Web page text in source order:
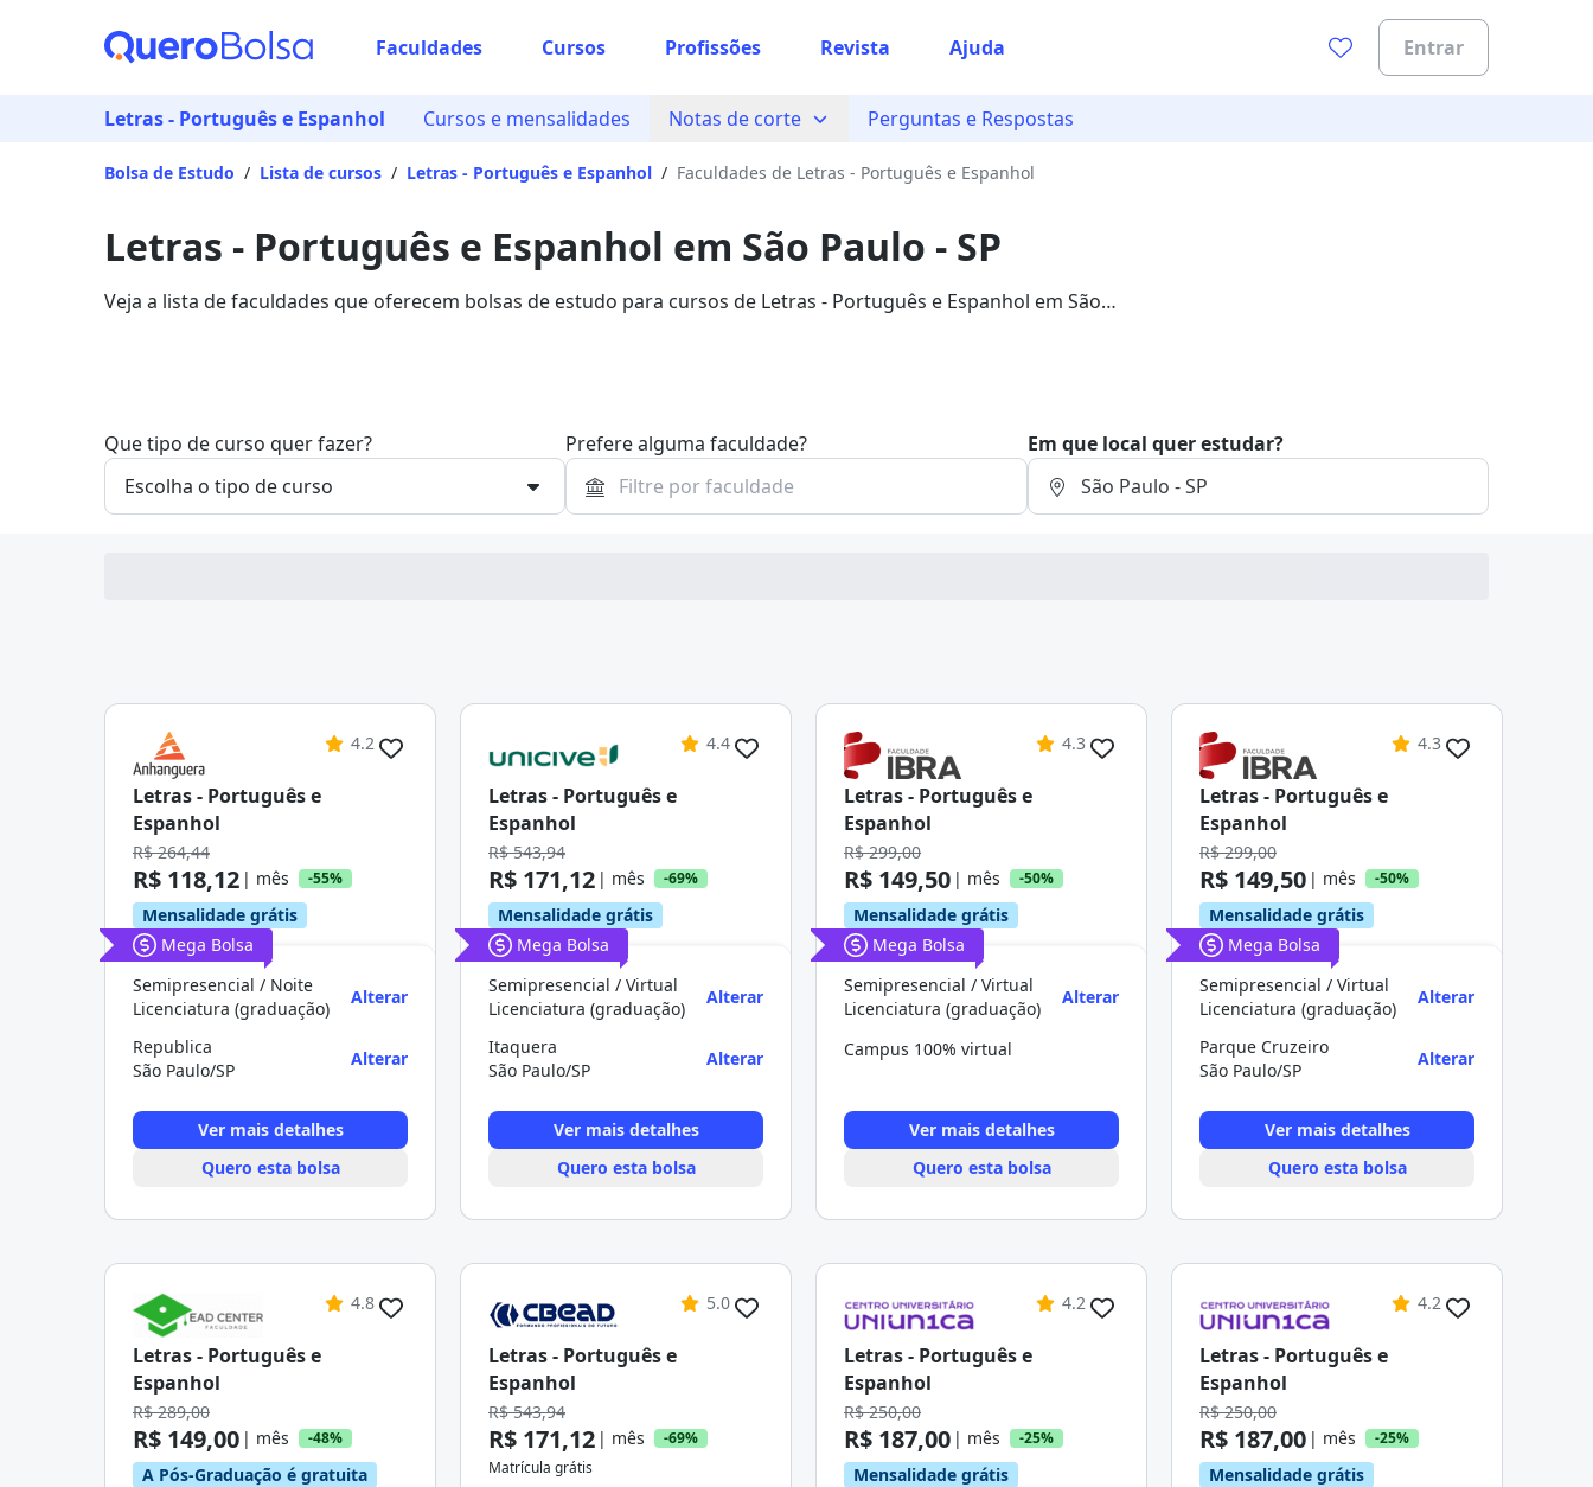
Faculdades Cursos Profissões Revista Ajuda Entrar
Letras - Português e Espanhol Cursos e mensalidades Notas de corte Perguntas e Respostas
Bolsa de Estudo / Lista de cursos / Letras - Português e Espanhol / Faculdades de Letras - Português e Espanhol
Letras - Português e Espanhol em São Paulo - SP
Veja a lista de faculdades que oferecem bolsas de estudo para cursos de Letras - Português e Espanhol em São
Que tipo de curso quer fazer? Prefere alguma faculdade? Em que local quer estudar?
4.2
Letras - Português e
Espanhol
R$ 264,44
R$ 118,12 | mês -55%
Mensalidade grátis
Mega Bolsa
Semipresencial / Noite
Licenciatura (graduação)
Alterar
Republica
São Paulo/SP
Alterar
Ver mais detalhes
Quero esta bolsa
4.4
Letras - Português e
Espanhol
R$ 543,94
R$ 171,12 | mês -69%
Mensalidade grátis
Mega Bolsa
Semipresencial / Virtual
Licenciatura (graduação)
Alterar
Itaquera
São Paulo/SP
Alterar
Ver mais detalhes
Quero esta bolsa
4.3
Letras - Português e
Espanhol
R$ 299,00
R$ 149,50 | mês -50%
Mensalidade grátis
Mega Bolsa
Semipresencial / Virtual
Licenciatura (graduação)
Alterar
Campus 100% virtual
Ver mais detalhes
Quero esta bolsa
4.3
Letras - Português e
Espanhol
R$ 299,00
R$ 149,50 | mês -50%
Mensalidade grátis
Mega Bolsa
Semipresencial / Virtual
Licenciatura (graduação)
Alterar
Parque Cruzeiro
São Paulo/SP
Alterar
Ver mais detalhes
Quero esta bolsa
4.8
Letras - Português e
Espanhol
R$ 289,00
R$ 149,00 | mês -48%
A Pós-Graduação é gratuita
5.0
Letras - Português e
Espanhol
R$ 543,94
R$ 171,12 | mês
-69%
Matrícula grátis
4.2
Letras - Português e
Espanhol
R$ 250,00
R$ 187,00 | mês -25%
Mensalidade grátis
4.2
Letras - Português e
Espanhol
R$ 250,00
R$ 187,00 | mês -25%
Mensalidade grátis